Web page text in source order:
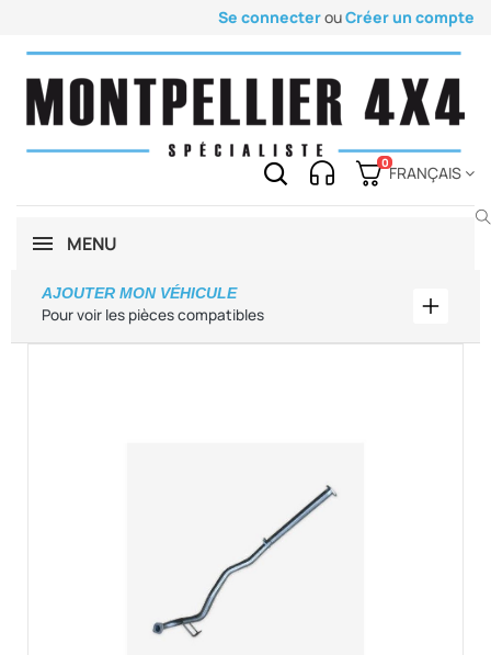
Se connecterouCréer un compte
0
FRANÇAIS
MENU
Pour voir les pièces compatibles
AJOUTER MON VÉHICULE